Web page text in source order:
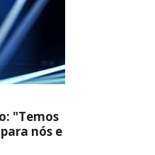
"Temos
nós e